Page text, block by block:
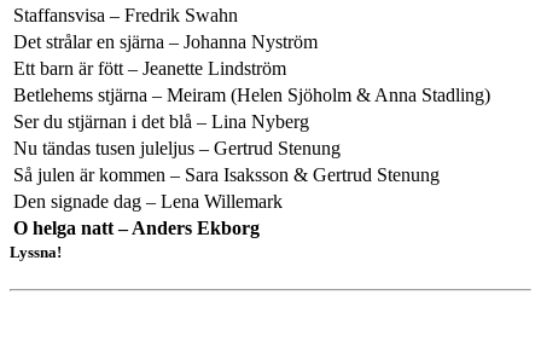
Staffansvisa – Fredrik Swahn
Det strålar en sjärna – Johanna Nyström
Ett barn är fött – Jeanette Lindström
Betlehems stjärna – Meiram (Helen Sjöholm & Anna Stadling)
Ser du stjärnan i det blå – Lina Nyberg
Nu tändas tusen juleljus – Gertrud Stenung
Så julen är kommen – Sara Isaksson & Gertrud Stenung
Den signade dag – Lena Willemark
O helga natt – Anders Ekborg
Lyssna!